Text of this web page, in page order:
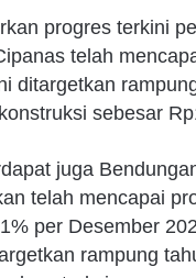
progres terkini
telah
ditargetkan
sebesar
juga
telah mencapai
per Desember
rampung